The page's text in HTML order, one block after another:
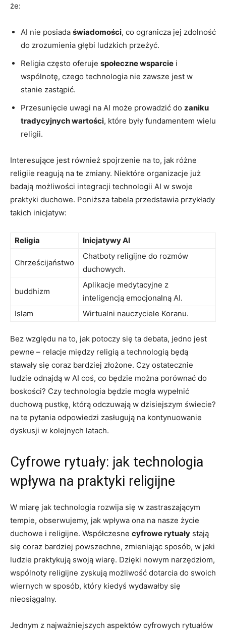
że:
AI nie posiada świadomości, co ogranicza jej zdolność
do zrozumienia głębi ludzkich przeżyć.
Religia często oferuje społeczne wsparcie i
wspólnotę, czego technologia nie zawsze jest w
stanie zastąpić.
Przesunięcie uwagi na AI może prowadzić do zaniku
tradycyjnych wartości, które były fundamentem wielu
religii.
Interesujące jest również spojrzenie na to, jak różne
religiie reagują na te zmiany. Niektóre organizacje już
badają możliwości integracji technologii AI w swoje
praktyki duchowe. Poniższa tabela przedstawia przykłady
takich inicjatyw:
Religia Inicjatywy AI
Chrześcijaństwo
Chatboty religijne do rozmów
duchowych.
buddhizm
Aplikacje medytacyjne z
inteligencją emocjonalną AI.
Islam
Wirtualni nauczyciele Koranu.
Bez względu na to, jak potoczy się ta debata, jedno jest
pewne – relacje między religią a technologią będą
stawały się coraz bardziej złożone. Czy ostatecznie
ludzie odnajdą w AI coś, co będzie można porównać do
boskości? Czy technologia będzie mogła wypełnić
duchową pustkę, którą odczuwają w dzisiejszym świecie?
na te pytania odpowiedzi zasługują na kontynuowanie
dyskusji w kolejnych latach.
Cyfrowe rytuały: jak technologia
wpływa na praktyki religijne
W miarę jak technologia rozwija się w zastraszającym
tempie, obserwujemy, jak wpływa ona na nasze życie
duchowe i religijne. Współczesne cyfrowe rytuały stają
się coraz bardziej powszechne, zmieniając sposób, w jaki
ludzie praktykują swoją wiarę. Dzięki nowym narzędziom,
wspólnoty religijne zyskują możliwość dotarcia do swoich
wiernych w sposób, który kiedyś wydawałby się
nieosiągalny.
Jednym z najważniejszych aspektów cyfrowych rytuałów